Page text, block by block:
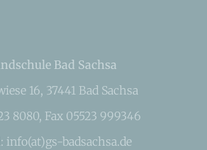
Bad Sachsa
16, 37441 Bad Sachsa
8080, Fax 05523 999346
info(at)gs-badsachsa.de